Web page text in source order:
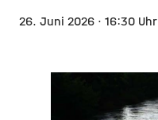
26. Juni 2026 · 16:30 Uhr